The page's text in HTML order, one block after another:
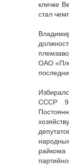
кличке
стал
ОАО
СССР